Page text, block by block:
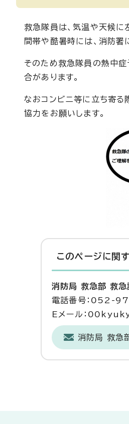
救急隊員は、気温や天候に
間帯や酷暑時には、消防署
そのため救急隊員の熱中
合があります。
なおコンビニ等に立ち寄る
協力をお願いします。
このページに関
消防局 救急部 救急
電話番号：052-
Eメール：
消防局 救急